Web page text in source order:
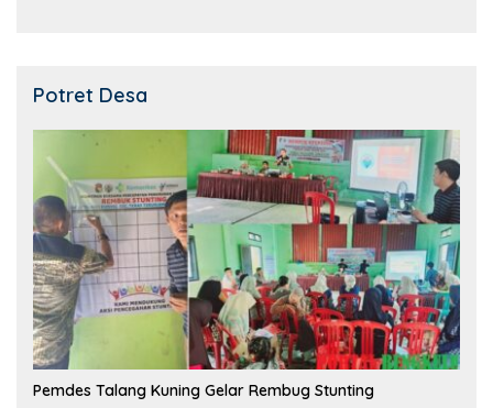
Potret Desa
Pemdes Talang Kuning Gelar Rembug Stunting